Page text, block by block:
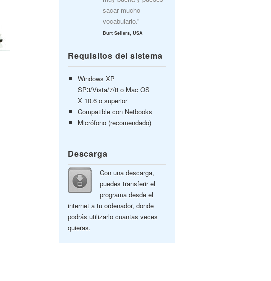
sacar mucho
vocabulario.”
Burt Sellers, USA
Requisitos del sistema
Windows XP
SP3/Vista/7/8 o Mac OS
X 10.6 o superior
Compatible con Netbooks
Micrófono (recomendado)
Descarga
Con una descarga,
puedes transferir el
programa desde el
internet a tu ordenador, donde
podrás utilizarlo cuantas veces
quieras.